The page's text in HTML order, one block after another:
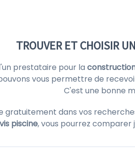
TROUVER ET CHOISIR
prestataire pour la
vous permettre de
C'est une bonne
gratuitement dans vos
piscine, vous pourrez comparer